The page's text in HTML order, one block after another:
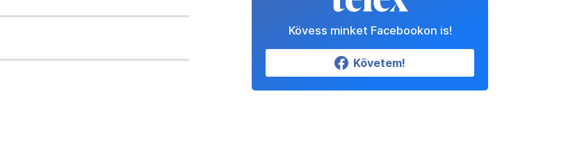
Kövess minket Facebookon is!
Követem!